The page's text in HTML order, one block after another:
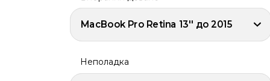
iPhone
iPhone
Max
iPhone
MacBook Pro Retina 13'' до 2015
Неполадка